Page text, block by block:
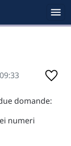
domande:
numeri